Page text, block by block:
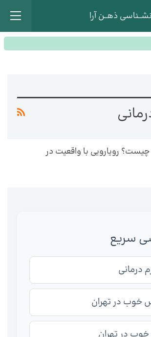
ذهــن آرا
رویارویی با واقعیت در
سریع
درمانی
خوب در تهران
خوب در تهران